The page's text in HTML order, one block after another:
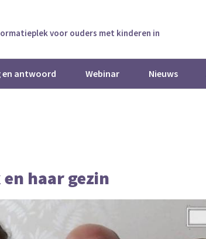
voor ouders met kinderen in
en antwoord Webinar Nieuws
haar gezin